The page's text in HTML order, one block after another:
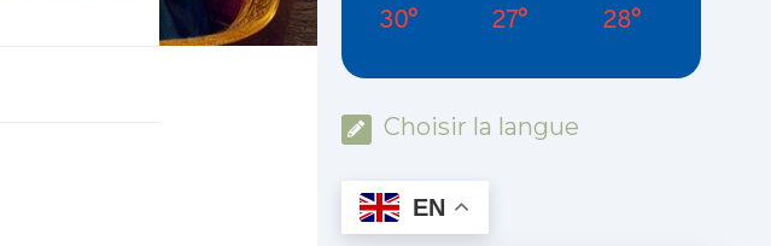
30° 27° 28°
Choisir la langue
EN